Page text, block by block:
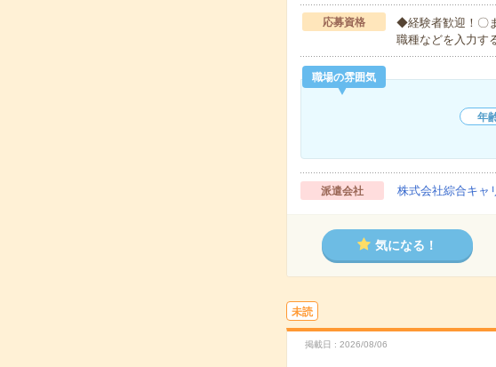
応募資格
◆経験者歓迎！〇
職種などを入力す
職場の雰囲気
年
派遣会社 株式会社綜合キャ
気になる！
未読
掲載日 2026/08/06